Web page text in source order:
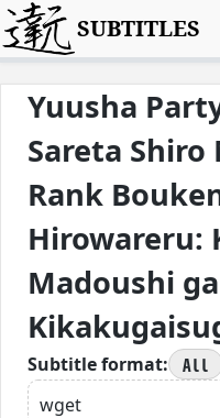
SUBTITLES
Yuusha
Sareta Shiro
Rank
Hirowareru:
Madoushi ga
Subtitle format: All
wget